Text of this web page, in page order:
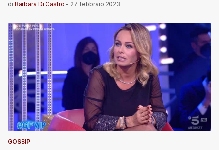
di Barbara Di Castro - 27 febbraio 2023
GOSSIP